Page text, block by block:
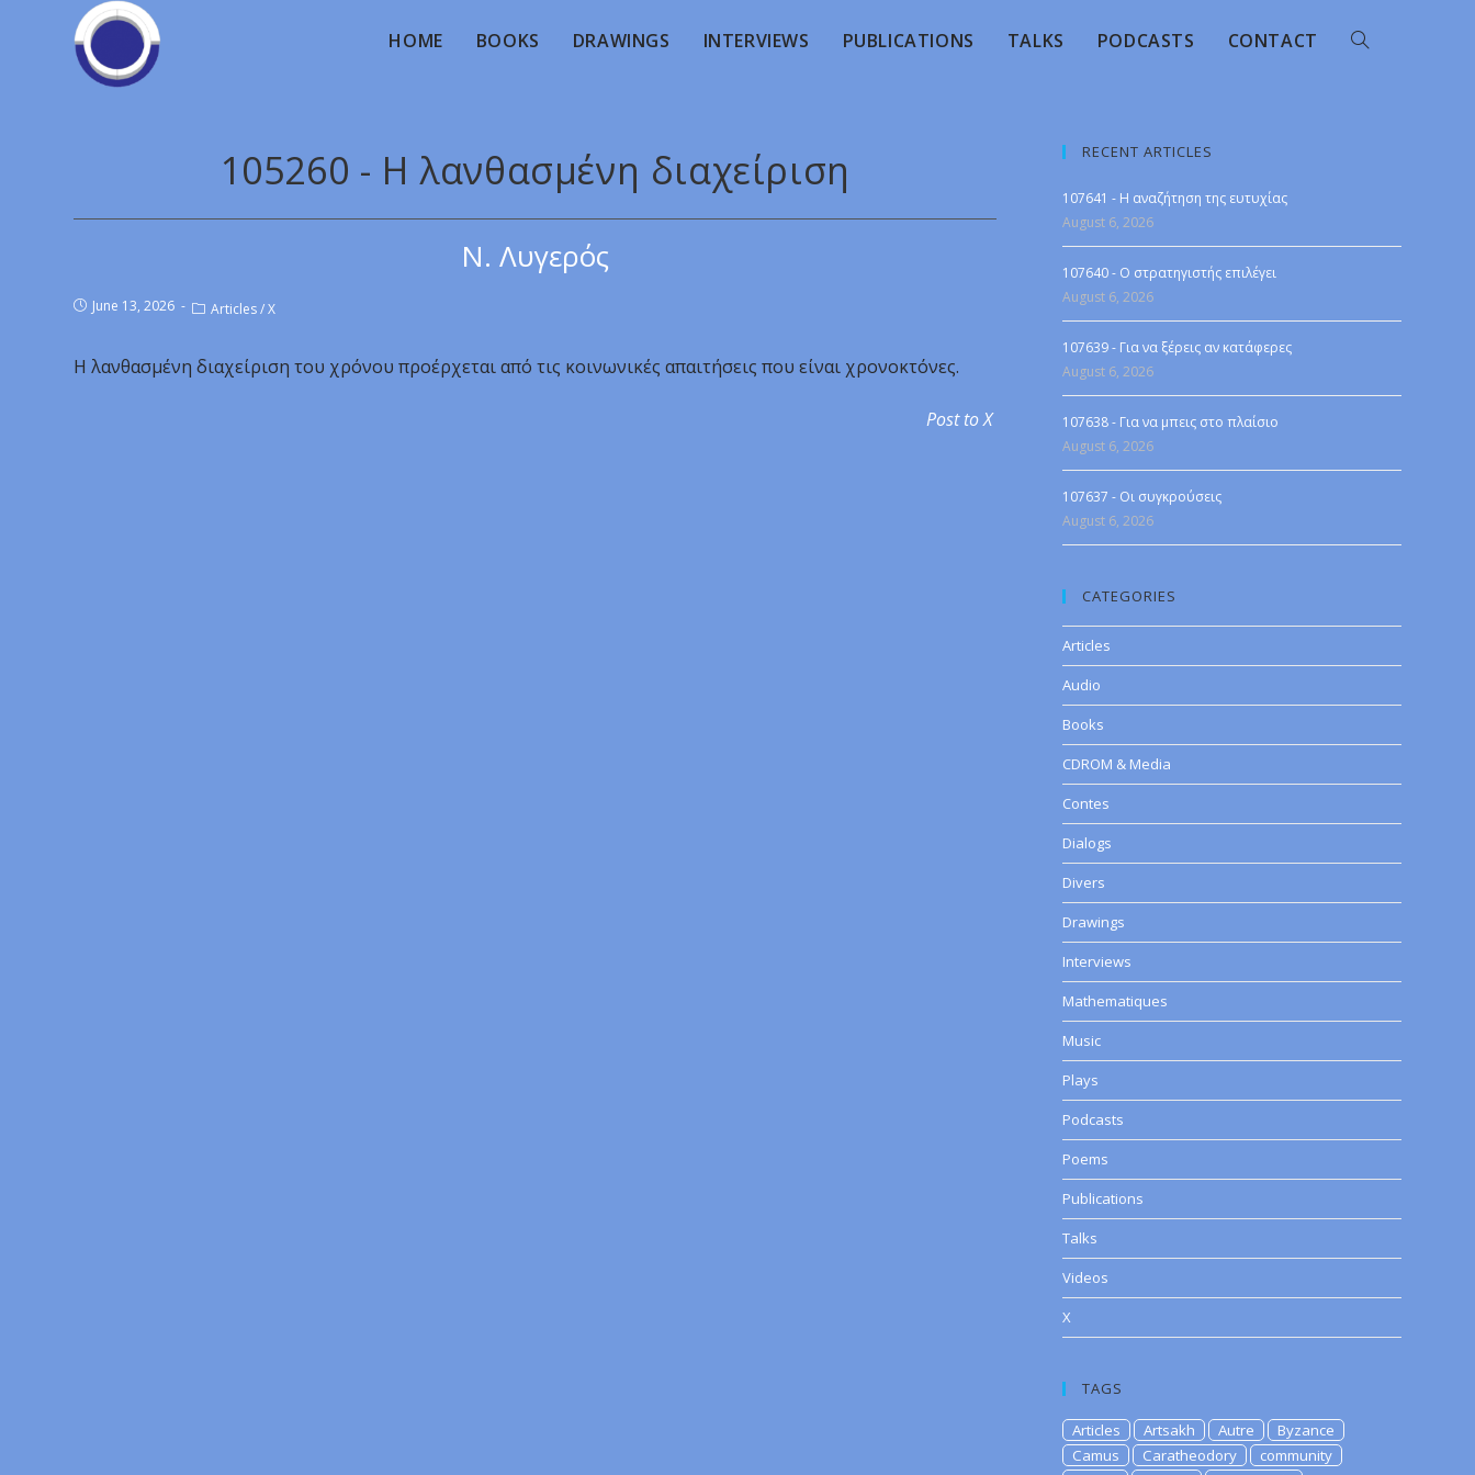
HOME BOOKS DRAWINGS INTERVIEWS PUBLICATIONS TALKS PODCASTS CONTACT
105260 - Η λανθασμένη διαχείριση
Ν. Λυγερός
June 13, 2026 Articles/X
Η λανθασμένη διαχείριση του χρόνου προέρχεται από τις κοινωνικές απαιτήσεις που είναι χρονοκτόνες.
Post to X
RECENT ARTICLES
107641 - Η αναζήτηση της ευτυχίας
August 6, 2026
107640 - Ο στρατηγιστής επιλέγει
August 6, 2026
107639 - Για να ξέρεις αν κατάφερες
August 6, 2026
107638 - Για να μπεις στο πλαίσιο
August 6, 2026
107637 - Οι συγκρούσεις
August 6, 2026
CATEGORIES
Articles
Audio
Books
CDROM & Media
Contes
Dialogs
Divers
Drawings
Interviews
Mathematiques
Music
Plays
Podcasts
Poems
Publications
Talks
Videos
X
TAGS
Articles Artsakh Autre
Byzance
Camus
Caratheodory
community